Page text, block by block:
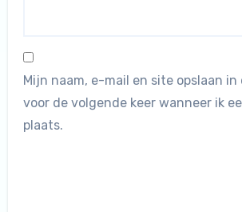
Mijn naam, e-mail en site opslaan in
voor de volgende keer wanneer ik
plaats.